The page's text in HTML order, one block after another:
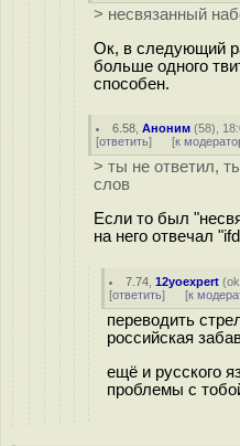
> несвязанный
Ок, в следующий
больше одного
способен.
6.58 ,Аноним (58),
[ответить] [к
> ты не ответил,
слов
Если то был
на него отвечал
7.74 ,12yoexpert (ok
[ответить] [к
переводить
российская
ещё и русского
проблемы с